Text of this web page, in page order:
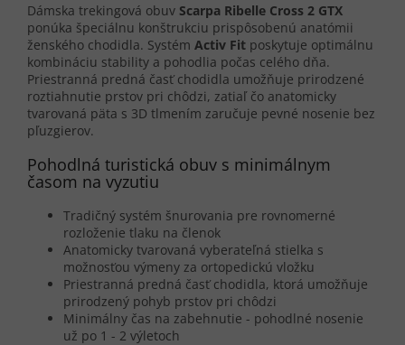
Dámska trekingová obuv Scarpa Ribelle Cross 2 GTX
ponúka špeciálnu konštrukciu prispôsobenú anatómii
ženského chodidla. Systém Activ Fit poskytuje optimálnu
kombináciu stability a pohodlia počas celého dňa.
Priestranná predná časť chodidla umožňuje prirodzené
roztiahnutie prstov pri chôdzi, zatiaľ čo anatomicky
tvarovaná päta s 3D tlmením zaručuje pevné nosenie bez
pľuzgierov.
Pohodlná turistická obuv s minimálnym
časom na vyzutiu
Tradičný systém šnurovania pre rovnomerné
rozloženie tlaku na členok
Anatomicky tvarovaná vyberateľná stielka s
možnosťou výmeny za ortopedickú vložku
Priestranná predná časť chodidla, ktorá umožňuje
prirodzený pohyb prstov pri chôdzi
Minimálny čas na zabehnutie - pohodlné nosenie
už po 1 - 2 výletoch